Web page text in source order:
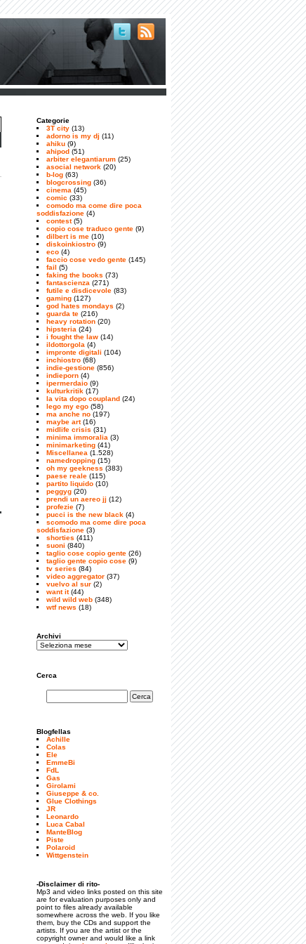
Categorie
3T city (13)
adorno is my dj (11)
ahiku (9)
ahipod (51)
arbiter elegantiarum (25)
asocial network (20)
b-log (63)
blogcrossing (36)
cinema (45)
comic (33)
comodo ma come dire poca
soddisfazione (4)
contest(5)
copio cose traduco gente (9)
dilbert is me (10)
diskoinkiostro (9)
eco (4)
faccio cose vedo gente (145)
fail (5)
faking the books (73)
fantascienza (271)
futile e disdicevole (83)
gaming (127)
god hates mondays (2)
guarda te (216)
heavy rotation (20)
hipsteria (24)
i fought the law (14)
ildottorgola (4)
impronte digitali (104)
inchiostro (68)
indie-gestione (856)
indieporn (4)
ipermerdaio (9)
kulturkritik (17)
la vita dopo coupland (24)
lego my ego (58)
ma anche no (197)
maybe art(16)
midlife crisis (31)
minima immoralia (3)
minimarketing (41)
Miscellanea (1.528)
namedropping (15)
oh my geekness (383)
paese reale (115)
partito liquido (10)
peggyg (20)
prendi un aereo jj (12)
profezie (7)
pucci is the new black (4)
scomodo ma come dire poca
soddisfazione (3)
shorties (411)
suoni (840)
taglio cose copio gente (26)
taglio gente copio cose (9)
tv series (84)
video aggregator (37)
vuelvo al sur (2)
want it(44)
wild wild web (348)
wtf news (18)
Archivi
Cerca
Blogfellas
Achille
Colas
Ele
EmmeBi
FdL
Gas
Girolami
Giuseppe & co.
Glue Clothings
JR
Leonardo
Luca Cabal
ManteBlog
Piste
Polaroid
Wittgenstein
-Disclaimer di rito-
Mp3 and video links posted on this site
are for evaluation purposes only and
point to files already available
somewhere across the web. If you like
them, buy the CDs and support the
artists. If you are the artist or the
copyright owner and would like a link